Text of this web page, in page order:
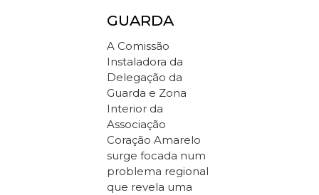
GUARDA
A Comissão
Instaladora da
Delegação da
Guarda e Zona
Interior da
Associação
Coração Amarelo
surge focada num
problema regional
que revela uma